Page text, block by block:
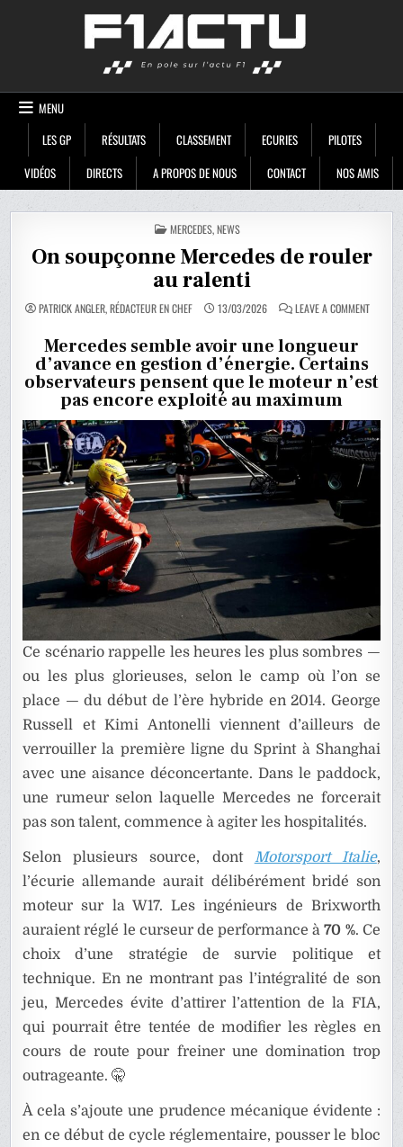
MENU
LES GP
RÉSULTATS CLASSEMENT ECURIES
PILOTES
VIDÉOS
DIRECTS A PROPOS DE NOUS CONTACT NOS AMIS
POSTED
IN
MERCEDES,NEWS
On soupçonne Mercedes de rouler
au ralenti
PATRICK ANGLER, RÉDACTEUR EN CHEF 13/03/2026 LEAVE A COMMENTON
ON
AU
RALENTI
Mercedes semble avoir une longueur
d’avance en gestion d’énergie. Certains
observateurs pensent que le moteur n’est
pas encore exploité au maximum
Ce scénario rappelle les heures les plus sombres —
ou les plus glorieuses, selon le camp où l’on se
place — du début de l’ère hybride en 2014. George
Russell et Kimi Antonelli viennent d’ailleurs de
verrouiller la première ligne du Sprint à Shanghai
avec une aisance déconcertante. Dans le paddock,
une rumeur selon laquelle Mercedes ne forcerait
pas son talent, commence à agiter les hospitalités.
Selon plusieurs source, dont Motorsport Italie,
l’écurie allemande aurait délibérément bridé son
moteur sur la W17. Les ingénieurs de Brixworth
auraient réglé le curseur de performance à70 %. Ce
choix d’une stratégie de survie politique et
technique. En ne montrant pas l’intégralité de son
jeu, Mercedes évite d’attirer l’attention de la FIA,
qui pourrait être tentée de modifier les règles en
cours de route pour freiner une domination trop
outrageante. 🤫
À cela s’ajoute une prudence mécanique évidente :
en ce début de cycle réglementaire, pousser le bloc